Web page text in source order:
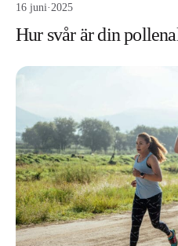
16 juni· 2025
Hur svår är din